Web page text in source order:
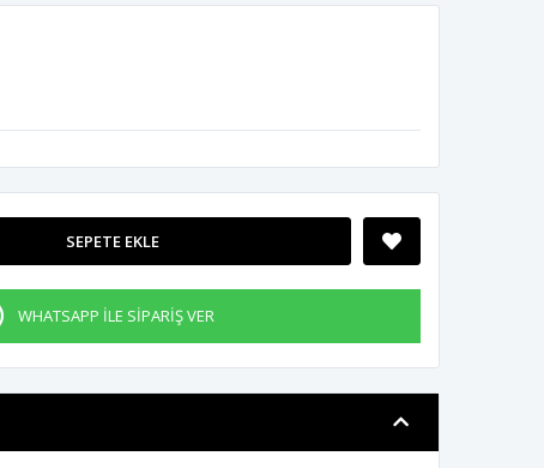
SEPETE EKLE
WHATSAPP İLE SİPARİŞ VER